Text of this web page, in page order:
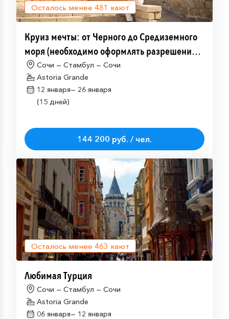
Осталось менее 481 кают
Круиз мечты: от Черного до Средиземного
моря (необходимо оформлять разрешение
на посещение Израиля (ETA-IL)
Сочи — Стамбул — Сочи
Astoria Grande
12 января— 26 января
(15 дней)
144 200 руб. / чел.
Осталось менее 463 кают
Любимая Турция
Сочи — Стамбул — Сочи
Astoria Grande
06 января— 12 января